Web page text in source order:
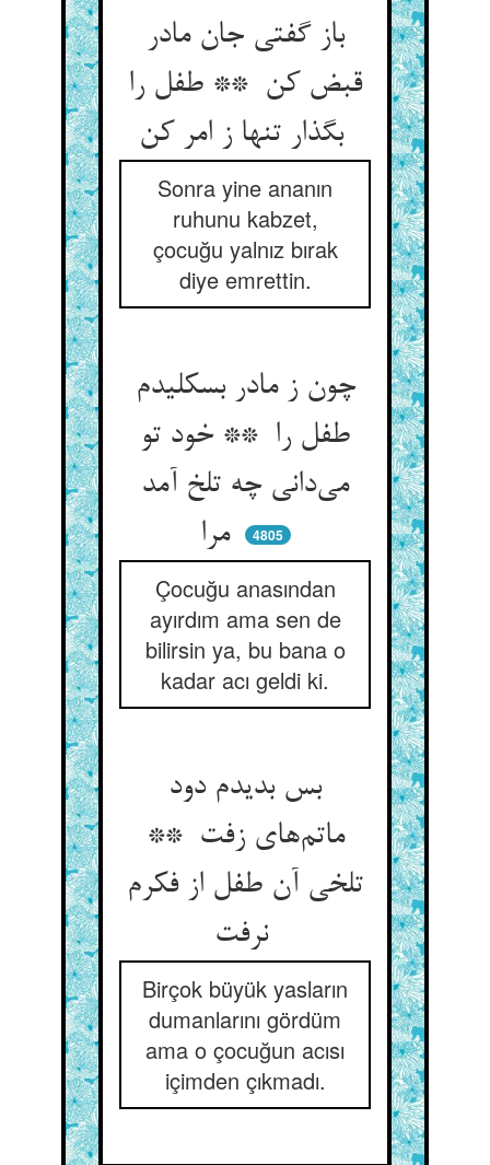
باز گفتی جان مادر
قبض کن ** طفل را
بگذار تنها ز امر کن
Sonra yine ananın
ruhunu kabzet,
çocuğu yalnız bırak
diye emrettin.
چون ز مادر بسکلیدم
طفل را ** خود تو
می‌دانی چه تلخ آمد
مرا
4805
Çocuğu anasından
ayırdım ama sen de
bilirsin ya, bu bana o
kadar acı geldi ki.
بس بدیدم دود
ماتم‌های زفت **
تلخی آن طفل از فکرم
نرفت
Birçok büyük yasların
dumanlarını gördüm
ama o çocuğun acısı
içimden çıkmadı.